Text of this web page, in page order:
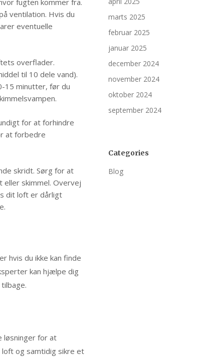
ventilation. Hvis du
eventuelle
overflader.
til 10 dele vand).
15 minutter, før du
for at forhindre
at forbedre
skridt. Sørg for at
skimmel. Overvej
dit loft er dårligt
hvis du ikke kan finde
kan hjælpe dig
løsninger for at
loft og samtidig sikre et
marts 2025
februar 2025
januar 2025
december 2024
november 2024
oktober 2024
september 2024
Categories
Blog